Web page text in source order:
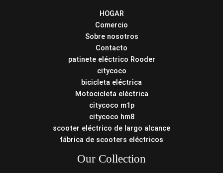
HOGAR
Comercio
Sobre nosotros
Contacto
patinete eléctrico Rooder
citycoco
bicicleta eléctrica
Motocicleta eléctrica
citycoco m1p
citycoco hm8
scooter eléctrico de largo alcance
fábrica de scooters eléctricos
Our Collection